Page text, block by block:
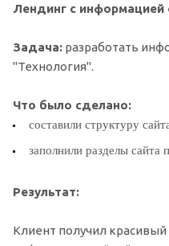
Лендинг с информацией
Задача: разработать
"Технология".
Что было сделано:
составили структуру
заполнили разделы сайта
Результат:
Клиент получил